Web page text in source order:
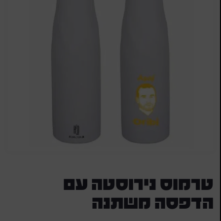
טרמוס נירוסטה עם
הדפסה משתנה